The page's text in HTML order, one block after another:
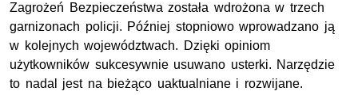
Zagrożeń Bezpieczeństwa została wdrożona w trzech
garnizonach policji. Później stopniowo wprowadzano ją
w kolejnych województwach. Dzięki opiniom
użytkowników sukcesywnie usuwano usterki. Narzędzie
to nadal jest na bieżąco uaktualniane i rozwijane.